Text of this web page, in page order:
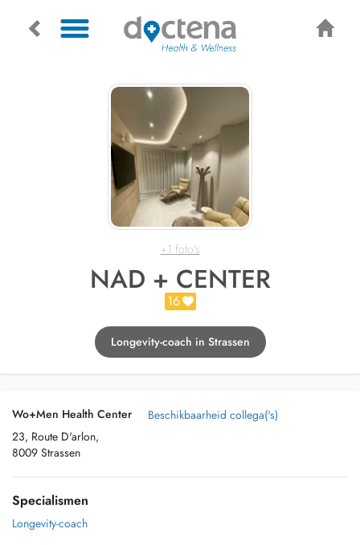
+1 foto's
NAD + CENTER
16
Longevity-coach in Strassen
Wo+Men Health Center
23, Route D'arlon,
8009 Strassen
Beschikbaarheid collega('s)
Specialismen
Longevity-coach